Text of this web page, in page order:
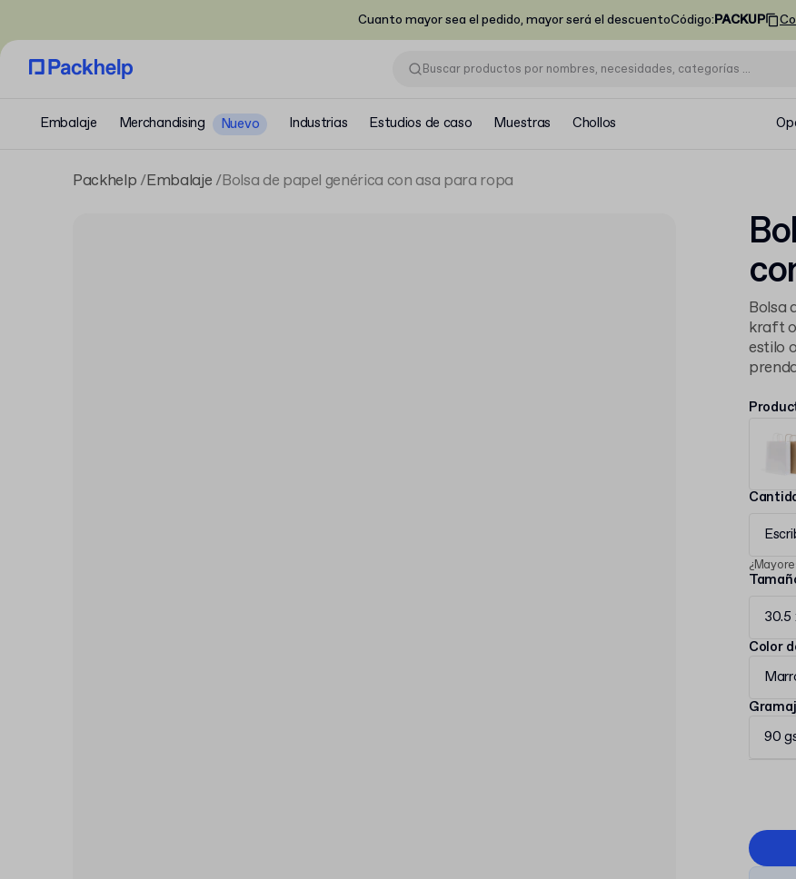
Cuanto mayor sea el pedido, mayor será el descuentoCódigo:PACKUP
Embalaje Merchandising Nuevo Industrias Estudios de caso Muestras Chollos
Packhelp Embalaje Bolsa de papel genérica con asa para ropa
Bolsa
kraft
estilo
30.5
Color
90